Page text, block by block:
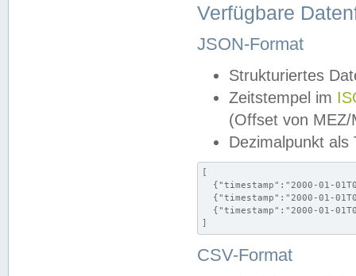
Verfügbare
JSON-Format
Strukturiertes
Zeitstempel im
(Offset von MEZ/
Dezimalpunkt als
[
{"timestamp":"2000-01-
{"timestamp":"2000-01-
{"timestamp":"2000-01-
]
CSV-Format